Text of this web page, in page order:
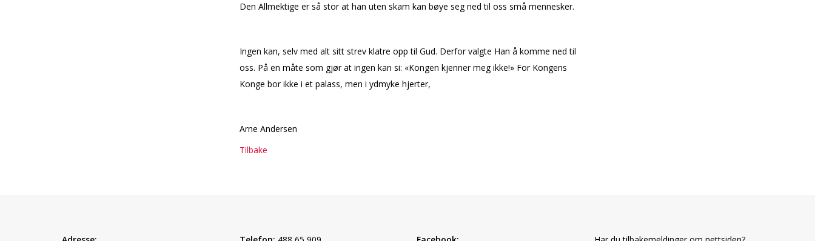
Den Allmektige er så stor at han uten skam kan bøye seg ned til oss små mennesker.
Ingen kan, selv med alt sitt strev klatre opp til Gud. Derfor valgte Han å komme ned til
oss. På en måte som gjør at ingen kan si: «Kongen kjenner meg ikke!» For Kongens
Konge bor ikke i et palass, men i ydmyke hjerter,
Arne Andersen
Tilbake